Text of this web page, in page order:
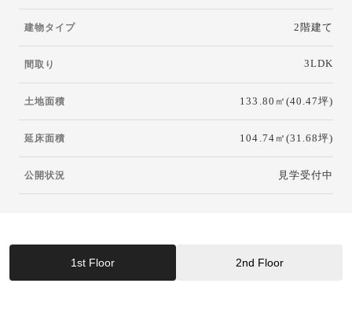
建物タイプ 2階建て
間取り 3LDK
土地面積 133.80㎡(40.47坪)
延床面積 104.74㎡(31.68坪)
公開状況 見学受付中
1st Floor 2nd Floor